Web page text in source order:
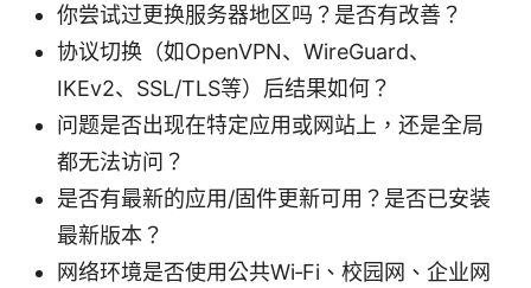
你尝试过更换服务器地区吗？是否有改善？
协议切换（如OpenVPN、WireGuard、
IKEv2、SSL/TLS等）后结果如何？
问题是否出现在特定应用或网站上，还是全局
都无法访问？
是否有最新的应用/固件更新可用？是否已安装
最新版本？
网络环境是否使用公共Wi‑Fi、校园网、企业网